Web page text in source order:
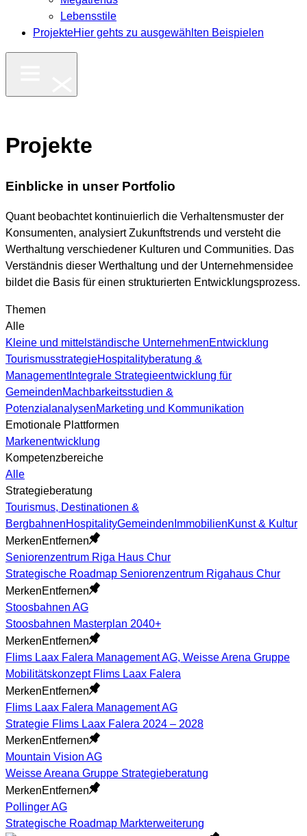
Lebensstile
ProjekteHier gehts zu ausgewählten Beispielen
Projekte
Einblicke in unser Portfolio
Quant beobachtet kontinuierlich die Verhaltensmuster der
Konsumenten, analysiert Zukunftstrends und versteht die
Werthaltung verschiedener Kulturen und Communities. Das
Verständnis dieser Werthaltung und der Unternehmensidee
bildet die Basis für einen strukturierten Entwicklungsprozess.
Themen
Alle
Kleine und mittelständische UnternehmenEntwicklung
TourismusstrategieHospitalityberatung &
ManagementIntegrale Strategieentwicklung für
GemeindenMachbarkeitsstudien &
PotenzialanalysenMarketing und Kommunikation
Emotionale Plattformen
Markenentwicklung
Kompetenzbereiche
Alle
Strategieberatung
Tourismus, Destinationen &
BergbahnenHospitalityGemeinden ImmobilienKunst & Kultur
MerkenEntfernen
Seniorenzentrum Riga Haus Chur
Strategische Roadmap Seniorenzentrum Rigahaus Chur
MerkenEntfernen
Stoosbahnen AG
Stoosbahnen Masterplan 2040+
MerkenEntfernen
Flims Laax Falera Management AG, Weisse Arena Gruppe
Mobilitätskonzept Flims Laax Falera
MerkenEntfernen
Flims Laax Falera Management AG
Strategie Flims Laax Falera 2024 – 2028
MerkenEntfernen
Mountain Vision AG
Weisse Areana Gruppe Strategieberatung
MerkenEntfernen
Pollinger AG
Strategische Roadmap Markterweiterung